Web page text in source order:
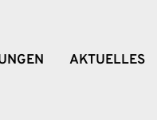
AKTUELLES